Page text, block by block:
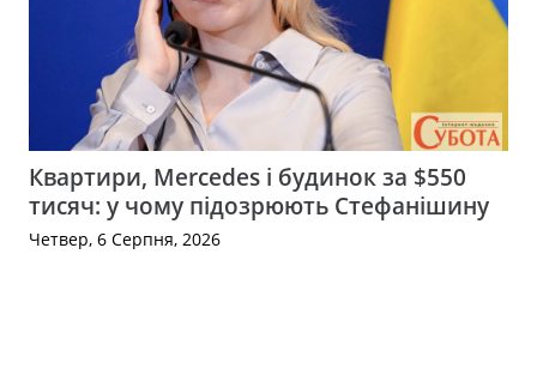
Квартири, Mercedes і будинок за $550
тисяч: у чому підозрюють Стефанішину
Четвер, 6 Серпня, 2026